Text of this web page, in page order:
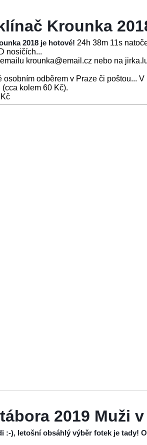
Krounka
2018 je hotové! 24h 38m 11s
nosičích...
krounka@email.cz nebo na
osobním odběrem v Praze či poštou...
kolem 60 Kč).
2019 Muži
:-), letošní obsáhlý výběr fotek je tady!